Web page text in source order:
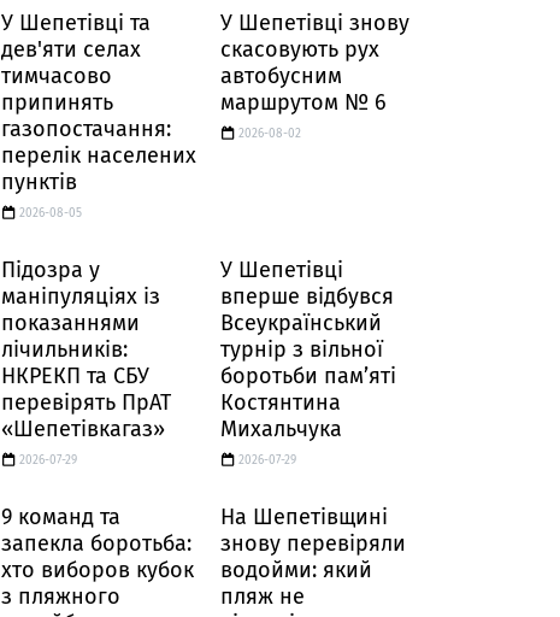
У Шепетівці та
дев'яти селах
тимчасово
припинять
газопостачання:
перелік населених
пунктів
2026-08-05
У Шепетівці знову
скасовують рух
автобусним
маршрутом № 6
2026-08-02
Підозра у
маніпуляціях із
показаннями
лічильників:
НКРЕКП та СБУ
перевірять ПрАТ
«Шепетівкагаз»
2026-07-29
У Шепетівці
вперше відбувся
Всеукраїнський
турнір з вільної
боротьби пам’яті
Костянтина
Михальчука
2026-07-29
9 команд та
запекла боротьба:
хто виборов кубок
з пляжного
На Шепетівщині
знову перевіряли
водойми: який
пляж не